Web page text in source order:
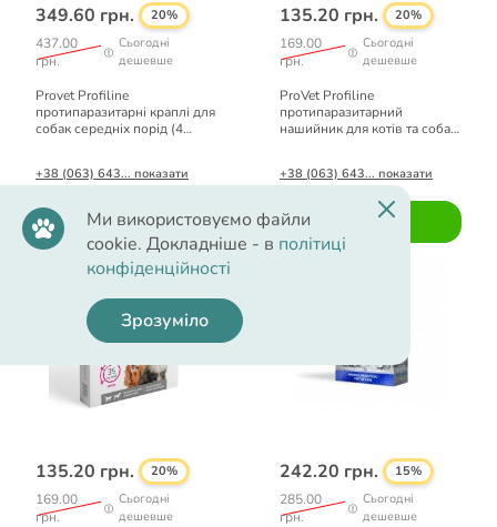
349.60 грн. 20%
437.00
грн.
Сьогодні
дешевше
Provet Profiline
протипаразитарні краплі для
собак середніх порід (4
+38 (063) 643... показати
Купити
135.20 грн. 20%
169.00
грн.
Сьогодні
дешевше
ProVet Profiline
протипаразитарний
нашийник для котів та собак
+38 (063) 643... показати
Купити
135.20 грн. 20%
169.00
грн.
Сьогодні
дешевше
242.20 грн. 15%
285.00
грн.
Сьогодні
дешевше
Ми використовуємо файли
cookie. Докладніше - в політиці
конфіденційності
Зрозуміло